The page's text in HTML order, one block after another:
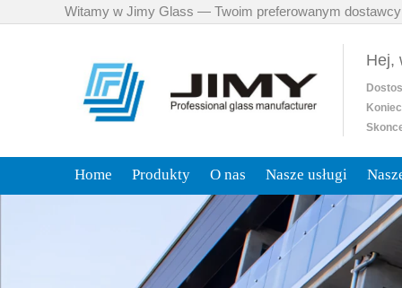
Witamy w Jimy Glass — Twoim preferowanym dostawcy
Hej,
Koniec
Home Produkty O nas Nasze usługi